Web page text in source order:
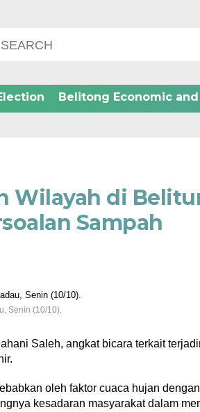
Belitong Economic
Wilayah di
Sampah
Senin (10/10).
Saleh, angkat bicara terkait
oleh faktor cuaca hujan
kesadaran masyarakat dalam